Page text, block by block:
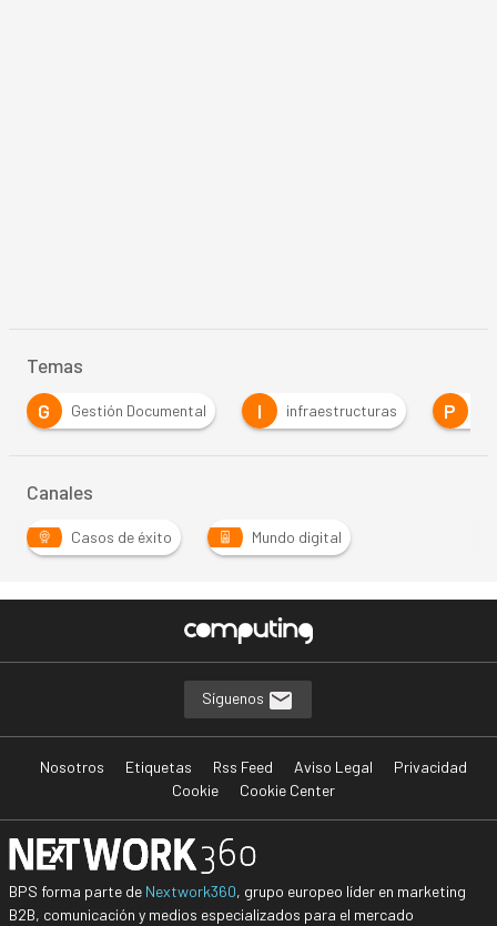
Temas
G
Gestión Documental I infraestructuras P
Canales
Casos de éxito Mundo digital
Síguenos
Nosotros Etiquetas Rss Feed Aviso Legal
Privacidad
Cookie
Cookie Center
BPS forma parte de Nextwork360, grupo europeo líder en marketing
B2B, comunicación y medios especializados para el mercado